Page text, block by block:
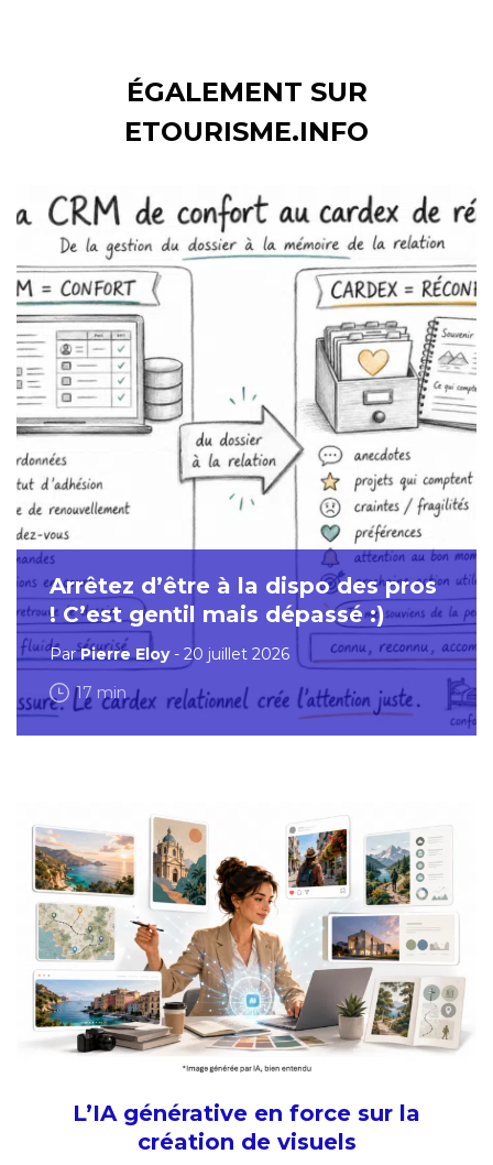
ÉGALEMENT SUR
ETOURISME.INFO
Arrêtez d’être à la dispo des pros
! C’est gentil mais dépassé :)
ParPierre Eloy- 20 juillet 2026
17 min
L’IA générative en force sur la
création de visuels